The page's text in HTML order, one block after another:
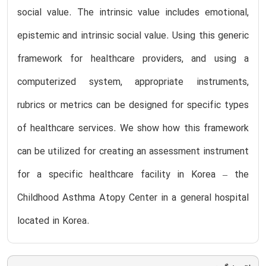
social value. The intrinsic value includes emotional,
epistemic and intrinsic social value. Using this generic
framework for healthcare providers, and using a
computerized system, appropriate instruments,
rubrics or metrics can be designed for specific types
of healthcare services. We show how this framework
can be utilized for creating an assessment instrument
for a specific healthcare facility in Korea – the
Childhood Asthma Atopy Center in a general hospital
located in Korea.